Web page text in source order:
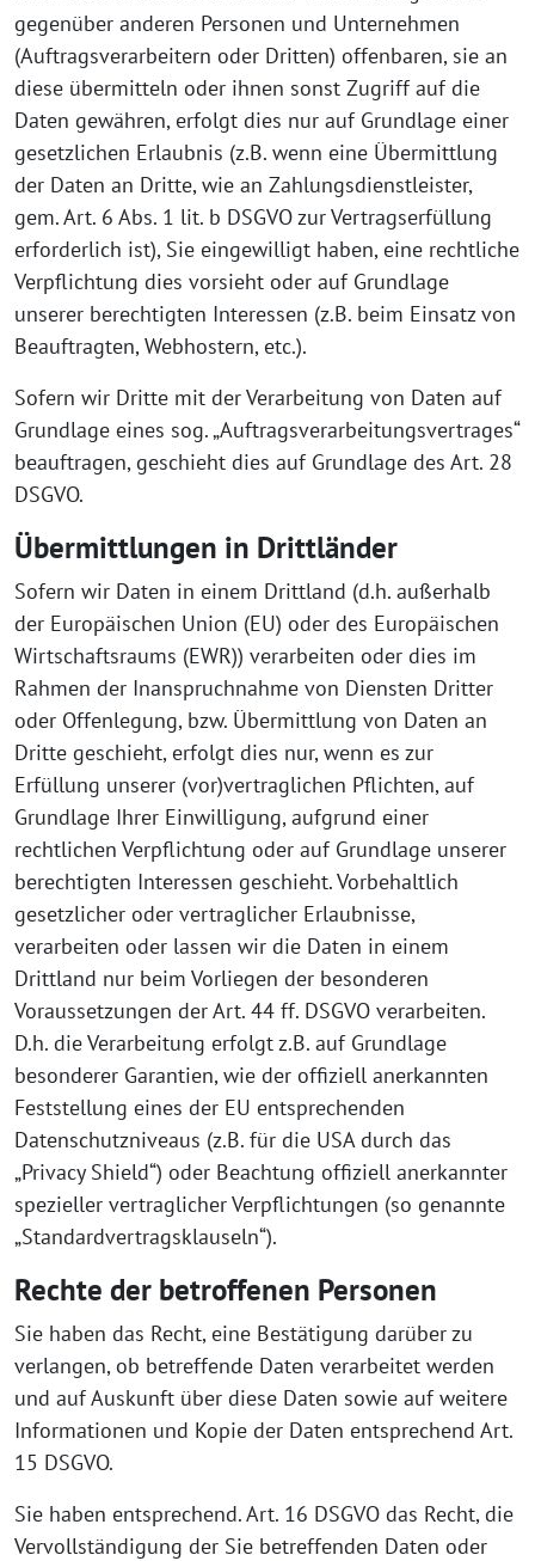
gegenüber anderen Personen und Unternehmen
(Auftragsverarbeitern oder Dritten) offenbaren, sie an
diese übermitteln oder ihnen sonst Zugriff auf die
Daten gewähren, erfolgt dies nur auf Grundlage einer
gesetzlichen Erlaubnis (z.B. wenn eine Übermittlung
der Daten an Dritte, wie an Zahlungsdienstleister,
gem. Art. 6 Abs. 1 lit. b DSGVO zur Vertragserfüllung
erforderlich ist), Sie eingewilligt haben, eine rechtliche
Verpflichtung dies vorsieht oder auf Grundlage
unserer berechtigten Interessen (z.B. beim Einsatz von
Beauftragten, Webhostern, etc.).
Sofern wir Dritte mit der Verarbeitung von Daten auf
Grundlage eines sog. „Auftragsverarbeitungsvertrages“
beauftragen, geschieht dies auf Grundlage des Art. 28
DSGVO.
Übermittlungen in Drittländer
Sofern wir Daten in einem Drittland (d.h. außerhalb
der Europäischen Union (EU) oder des Europäischen
Wirtschaftsraums (EWR)) verarbeiten oder dies im
Rahmen der Inanspruchnahme von Diensten Dritter
oder Offenlegung, bzw. Übermittlung von Daten an
Dritte geschieht, erfolgt dies nur, wenn es zur
Erfüllung unserer (vor)vertraglichen Pflichten, auf
Grundlage Ihrer Einwilligung, aufgrund einer
rechtlichen Verpflichtung oder auf Grundlage unserer
berechtigten Interessen geschieht. Vorbehaltlich
gesetzlicher oder vertraglicher Erlaubnisse,
verarbeiten oder lassen wir die Daten in einem
Drittland nur beim Vorliegen der besonderen
Voraussetzungen der Art. 44 ff. DSGVO verarbeiten.
D.h. die Verarbeitung erfolgt z.B. auf Grundlage
besonderer Garantien, wie der offiziell anerkannten
Feststellung eines der EU entsprechenden
Datenschutzniveaus (z.B. für die USA durch das
„Privacy Shield“) oder Beachtung offiziell anerkannter
spezieller vertraglicher Verpflichtungen (so genannte
„Standardvertragsklauseln“).
Rechte der betroffenen Personen
Sie haben das Recht, eine Bestätigung darüber zu
verlangen, ob betreffende Daten verarbeitet werden
und auf Auskunft über diese Daten sowie auf weitere
Informationen und Kopie der Daten entsprechend Art.
15 DSGVO.
Sie haben entsprechend. Art. 16 DSGVO das Recht, die
Vervollständigung der Sie betreffenden Daten oder